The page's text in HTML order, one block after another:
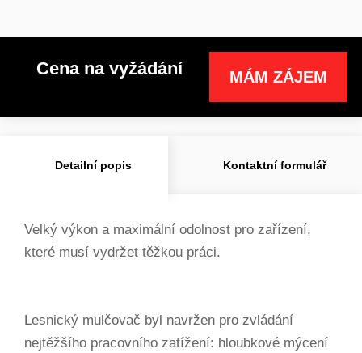
Cena na vyžádání MÁM ZÁJEM
Detailní popis Kontaktní formulář
Velký výkon a maximální odolnost pro zařízení,
které musí vydržet těžkou práci.
Lesnický mulčovač byl navržen pro zvládání
nejtěžšího pracovního zatížení: hloubkové mýcení